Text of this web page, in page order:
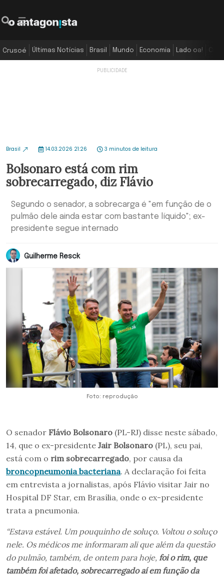
Crusoé Últimas Notícias Brasil Mundo Economia Lado oa!
Brasil 14.03.2026 21:26 3 minutos de leitura
Bolsonaro está com rim
sobrecarregado, diz Flávio
Segundo o senador, a sobrecarga é "em função de o
pulmão dele ainda estar com bastante líquido"; ex-
presidente segue internado
Guilherme Resck
Foto: reprodução
O senador Flávio Bolsonaro (PL-RJ) disse neste sábado,
14, que o ex-presidente Jair Bolsonaro (PL), seu pai,
está com o rim sobrecarregado, por causa da
broncopneumonia bacteriana. A declaração foi feita
em entrevista a jornalistas, após Flávio visitar Jair no
Hospital DF Star, em Brasília, onde o ex-presidente
trata a pneumonia.
“Estava estável. Um pouquinho de soluço. Voltou o soluço
nele. Os médicos me informaram ali que além da questão
do pulmão, também, de ontem para hoje, foi o rim, que
também foi afetado, sobrecarregado aí em função da